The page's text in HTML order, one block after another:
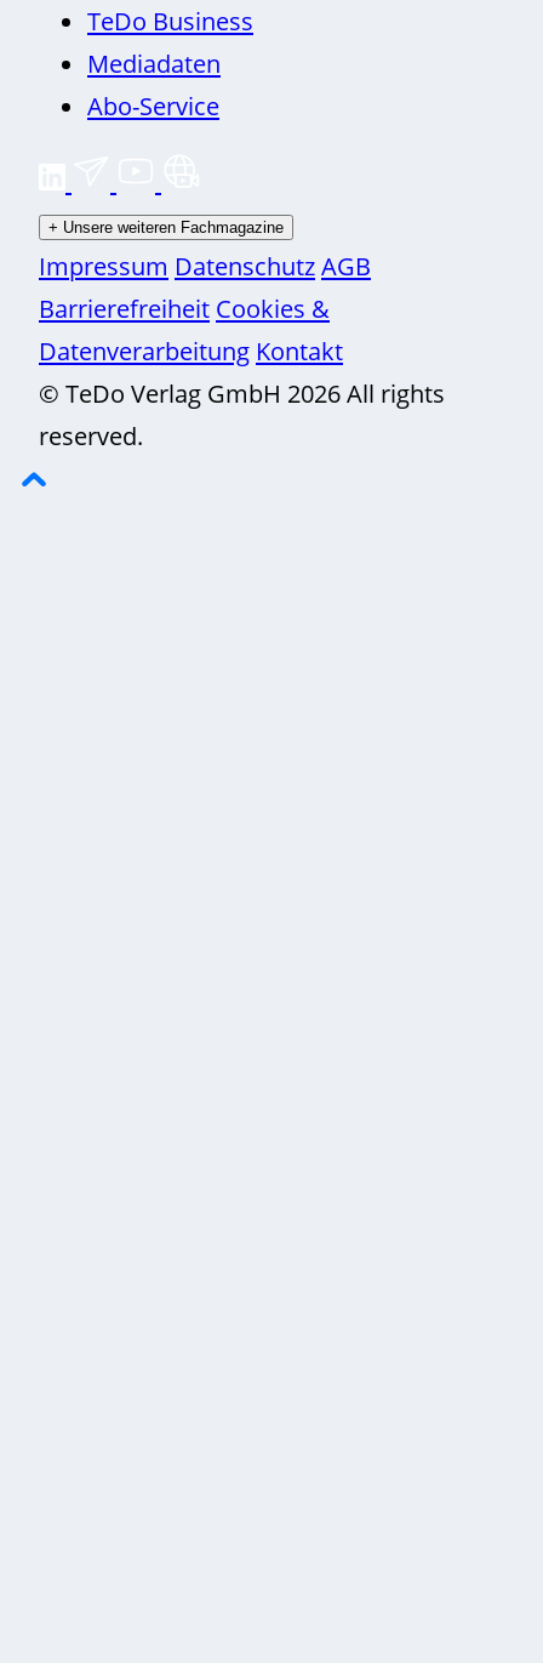
TeDo Business
Mediadaten
Abo-Service
+ Unsere weiteren Fachmagazine
Impressum DatenschutzAGB
Barrierefreiheit Cookies &
Datenverarbeitung Kontakt
© TeDo Verlag GmbH 2026 All rights
reserved.